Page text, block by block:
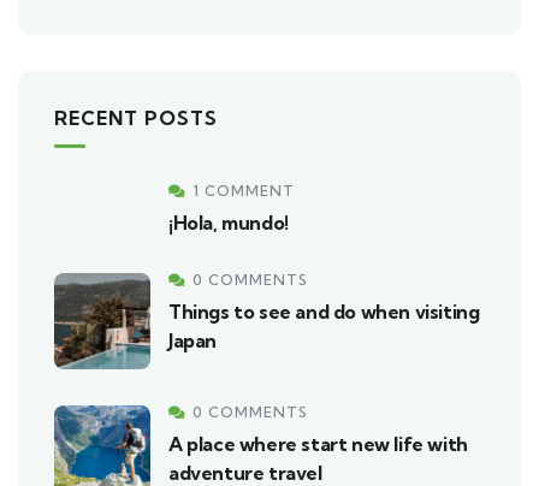
RECENT POSTS
1 COMMENT
¡Hola, mundo!
0 COMMENTS
Things to see and do when visiting
Japan
0 COMMENTS
A place where start new life with
adventure travel